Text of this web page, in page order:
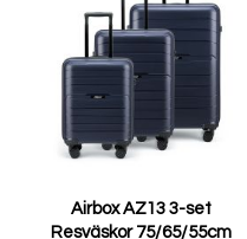
Airbox AZ13 3-set
Resväskor 75/65/55cm